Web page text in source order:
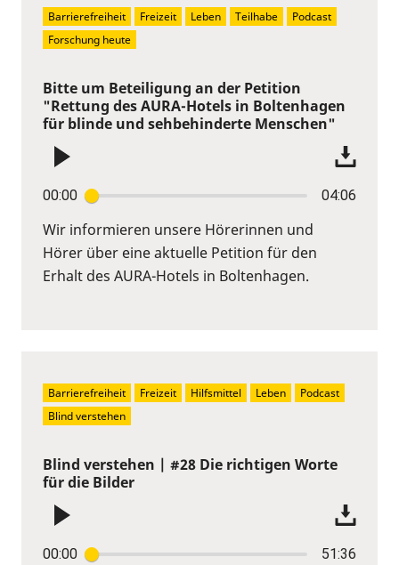
Bitte um Beteiligung an der Petition
"Rettung des AURA-Hotels in Boltenhagen
für blinde und sehbehinderte Menschen"
00:00 04:06
Wir informieren unsere Hörerinnen und
Hörer über eine aktuelle Petition für den
Erhalt des AURA-Hotels in Boltenhagen.
Barrierefreiheit Freizeit Leben Teilhabe
Podcast
Forschung heute
Blind verstehen | #28 Die richtigen Worte
für die Bilder
00:00 51:36
Barrierefreiheit Freizeit Hilfsmittel Leben
Podcast
Blind verstehen